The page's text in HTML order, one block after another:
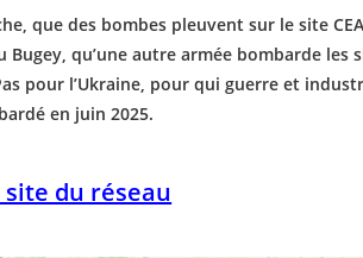
que des bombes pleuvent sur le site
Bugey, qu’une autre armée bombarde les
pour l’Ukraine, pour qui guerre et
en juin 2025.
du réseau